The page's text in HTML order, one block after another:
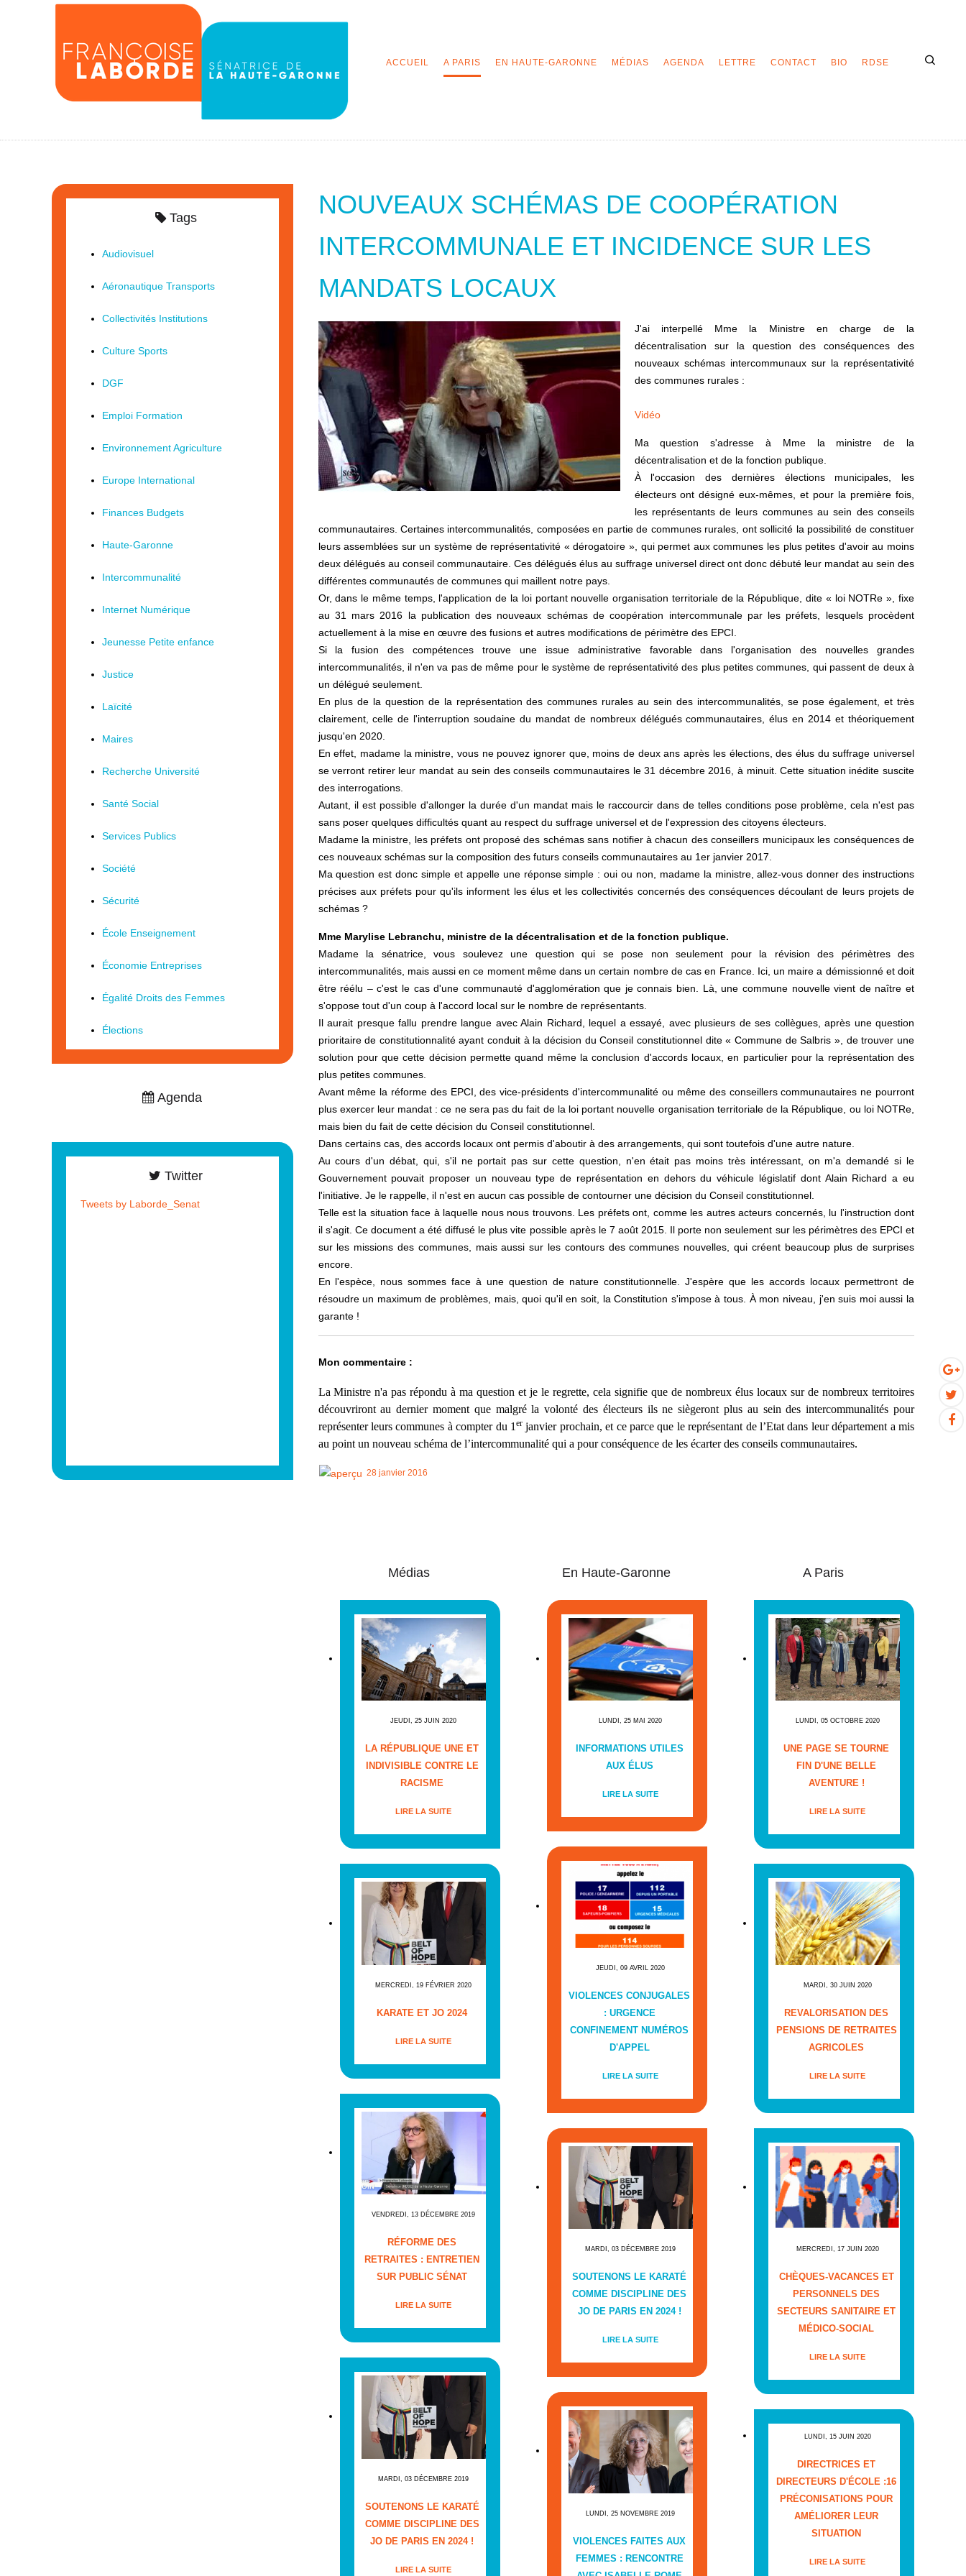
ACCUEIL A PARIS EN HAUTE-GARONNE MÉDIAS AGENDA LETTRE CONTACT BIO RDSE
NOUVEAUX SCHÉMAS DE COOPÉRATION
INTERCOMMUNALE ET INCIDENCE SUR LES
MANDATS LOCAUX
J'ai interpellé Mme la Ministre en charge de la
décentralisation sur la question des conséquences des
nouveaux schémas intercommunaux sur la représentativité
des communes rurales :
Vidéo
Ma question s'adresse à Mme la ministre de la
décentralisation et de la fonction publique.
À l'occasion des dernières élections municipales, les
électeurs ont désigné eux-mêmes, et pour la première fois,
les représentants de leurs communes au sein des conseils
communautaires. Certaines intercommunalités, composées en partie de communes rurales, ont sollicité la possibilité de constituer
leurs assemblées sur un système de représentativité « dérogatoire », qui permet aux communes les plus petites d'avoir au moins
deux délégués au conseil communautaire. Ces délégués élus au suffrage universel direct ont donc débuté leur mandat au sein des
différentes communautés de communes qui maillent notre pays.
Or, dans le même temps, l'application de la loi portant nouvelle organisation territoriale de la République, dite « loi NOTRe », fixe
au 31 mars 2016 la publication des nouveaux schémas de coopération intercommunale par les préfets, lesquels procèdent
actuellement à la mise en œuvre des fusions et autres modifications de périmètre des EPCI.
Si la fusion des compétences trouve une issue administrative favorable dans l'organisation des nouvelles grandes
intercommunalités, il n'en va pas de même pour le système de représentativité des plus petites communes, qui passent de deux à
un délégué seulement.
En plus de la question de la représentation des communes rurales au sein des intercommunalités, se pose également, et très
clairement, celle de l'interruption soudaine du mandat de nombreux délégués communautaires, élus en 2014 et théoriquement
jusqu'en 2020.
En effet, madame la ministre, vous ne pouvez ignorer que, moins de deux ans après les élections, des élus du suffrage universel
se verront retirer leur mandat au sein des conseils communautaires le 31 décembre 2016, à minuit. Cette situation inédite suscite
des interrogations.
Autant, il est possible d'allonger la durée d'un mandat mais le raccourcir dans de telles conditions pose problème, cela n'est pas
sans poser quelques difficultés quant au respect du suffrage universel et de l'expression des citoyens électeurs.
Madame la ministre, les préfets ont proposé des schémas sans notifier à chacun des conseillers municipaux les conséquences de
ces nouveaux schémas sur la composition des futurs conseils communautaires au 1er janvier 2017.
Ma question est donc simple et appelle une réponse simple : oui ou non, madame la ministre, allez-vous donner des instructions
précises aux préfets pour qu'ils informent les élus et les collectivités concernés des conséquences découlant de leurs projets de
schémas ?
Mme Marylise Lebranchu, ministre de la décentralisation et de la fonction publique.
Madame la sénatrice, vous soulevez une question qui se pose non seulement pour la révision des périmètres des
intercommunalités, mais aussi en ce moment même dans un certain nombre de cas en France. Ici, un maire a démissionné et doit
être réélu – c'est le cas d'une communauté d'agglomération que je connais bien. Là, une commune nouvelle vient de naître et
s'oppose tout d'un coup à l'accord local sur le nombre de représentants.
Il aurait presque fallu prendre langue avec Alain Richard, lequel a essayé, avec plusieurs de ses collègues, après une question
prioritaire de constitutionnalité ayant conduit à la décision du Conseil constitutionnel dite « Commune de Salbris », de trouver une
solution pour que cette décision permette quand même la conclusion d'accords locaux, en particulier pour la représentation des
plus petites communes.
Avant même la réforme des EPCI, des vice-présidents d'intercommunalité ou même des conseillers communautaires ne pourront
plus exercer leur mandat : ce ne sera pas du fait de la loi portant nouvelle organisation territoriale de la République, ou loi NOTRe,
mais bien du fait de cette décision du Conseil constitutionnel.
Dans certains cas, des accords locaux ont permis d'aboutir à des arrangements, qui sont toutefois d'une autre nature.
Au cours d'un débat, qui, s'il ne portait pas sur cette question, n'en était pas moins très intéressant, on m'a demandé si le
Gouvernement pouvait proposer un nouveau type de représentation en dehors du véhicule législatif dont Alain Richard a eu
l'initiative. Je le rappelle, il n'est en aucun cas possible de contourner une décision du Conseil constitutionnel.
Telle est la situation face à laquelle nous nous trouvons. Les préfets ont, comme les autres acteurs concernés, lu l'instruction dont
il s'agit. Ce document a été diffusé le plus vite possible après le 7 août 2015. Il porte non seulement sur les périmètres des EPCI et
sur les missions des communes, mais aussi sur les contours des communes nouvelles, qui créent beaucoup plus de surprises
encore.
En l'espèce, nous sommes face à une question de nature constitutionnelle. J'espère que les accords locaux permettront de
résoudre un maximum de problèmes, mais, quoi qu'il en soit, la Constitution s'impose à tous. À mon niveau, j'en suis moi aussi la
garante !
Mon commentaire :
La Ministre n'a pas répondu à ma question et je le regrette, cela signifie que de nombreux élus locaux sur de nombreux territoires
découvriront au dernier moment que malgré la volonté des électeurs ils ne siègeront plus au sein des intercommunalités pour
représenter leurs communes à compter du 1 erjanvier prochain, et ce parce que le représentant de l’Etat dans leur département a mis
au point un nouveau schéma de l’intercommunalité qui a pour conséquence de les écarter des conseils communautaires.
28 janvier 2016
Médias
JEUDI, 25 JUIN 2020
LA RÉPUBLIQUE UNE ET
INDIVISIBLE CONTRE LE
RACISME
LIRE LA SUITE
MERCREDI, 19 FÉVRIER 2020
KARATE ET JO 2024
LIRE LA SUITE
VENDREDI, 13 DÉCEMBRE 2019
RÉFORME DES
RETRAITES : ENTRETIEN
SUR PUBLIC SÉNAT
LIRE LA SUITE
MARDI, 03 DÉCEMBRE 2019
SOUTENONS LE KARATÉ
COMME DISCIPLINE DES
JO DE PARIS EN 2024 !
LIRE LA SUITE
En Haute-Garonne
LUNDI, 25 MAI 2020
INFORMATIONS UTILES
AUX ÉLUS
LIRE LA SUITE
JEUDI, 09 AVRIL 2020
VIOLENCES CONJUGALES
: URGENCE
CONFINEMENT NUMÉROS
D'APPEL
LIRE LA SUITE
MARDI, 03 DÉCEMBRE 2019
SOUTENONS LE KARATÉ
COMME DISCIPLINE DES
JO DE PARIS EN 2024 !
LIRE LA SUITE
LUNDI, 25 NOVEMBRE 2019
VIOLENCES FAITES AUX
FEMMES : RENCONTRE
A Paris
LUNDI, 05 OCTOBRE 2020
UNE PAGE SE TOURNE
FIN D'UNE BELLE
AVENTURE !
LIRE LA SUITE
MARDI, 30 JUIN 2020
REVALORISATION DES
PENSIONS DE RETRAITES
AGRICOLES
LIRE LA SUITE
MERCREDI, 17 JUIN 2020
CHÈQUES-VACANCES ET
PERSONNELS DES
SECTEURS SANITAIRE ET
MÉDICO-SOCIAL
LIRE LA SUITE
LUNDI, 15 JUIN 2020
DIRECTRICES ET
DIRECTEURS D'ÉCOLE :16
PRÉCONISATIONS POUR
AMÉLIORER LEUR
SITUATION
LIRE LA SUITE
Tags
Audiovisuel
Aéronautique Transports
Collectivités Institutions
Culture Sports
DGF
Emploi Formation
Environnement Agriculture
Europe International
Finances Budgets
Haute-Garonne
Intercommunalité
Internet Numérique
Jeunesse Petite enfance
Justice
Laïcité
Maires
Recherche Université
Santé Social
Services Publics
Société
Sécurité
École Enseignement
Économie Entreprises
Égalité Droits des Femmes
Élections
Agenda
Twitter
Tweets by Laborde_Senat